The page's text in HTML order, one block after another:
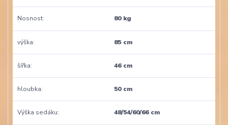
Nosnost 80 kg
výška 85 cm
šířka 46 cm
hloubka 50 cm
Výška sedáku 48/54/60/66 cm